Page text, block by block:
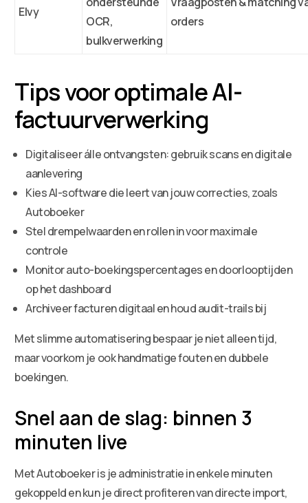
Elvy
OCR,
bulkverwerking
orders
Tips voor optimale AI-
factuurverwerking
Digitaliseer álle ontvangsten: gebruik scans en digitale
aanlevering
Kies AI-software die leert van jouw correcties, zoals
Autoboeker
Stel drempelwaarden en rollen in voor maximale
controle
Monitor auto-boekingspercentages en doorlooptijden
op het dashboard
Archiveer facturen digitaal en houd audit-trails bij
Met slimme automatisering bespaar je niet alleen tijd,
maar voorkom je ook handmatige fouten en dubbele
boekingen.
Snel aan de slag: binnen 3
minuten live
Met Autoboeker is je administratie in enkele minuten
gekoppeld en kun je direct profiteren van directe import,